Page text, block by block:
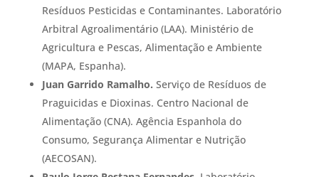
Resíduos Pesticidas e Contaminantes. Laboratório
Arbitral Agroalimentário (LAA). Ministério de
Agricultura e Pescas, Alimentação e Ambiente
(MAPA, Espanha).
Juan Garrido Ramalho. Serviço de Resíduos de
Praguicidas e Dioxinas. Centro Nacional de
Alimentação (CNA). Agência Espanhola do
Consumo, Segurança Alimentar e Nutrição
(AECOSAN).